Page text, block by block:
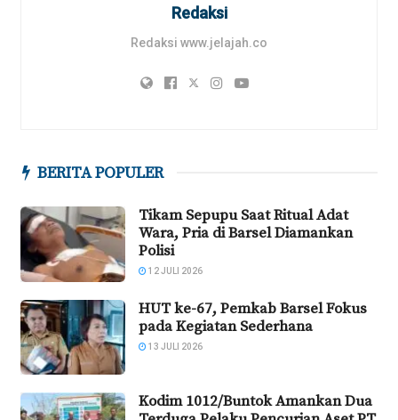
Redaksi
Redaksi www.jelajah.co
BERITA POPULER
Tikam Sepupu Saat Ritual Adat
Wara, Pria di Barsel Diamankan
Polisi
12 JULI 2026
HUT ke-67, Pemkab Barsel Fokus
pada Kegiatan Sederhana
13 JULI 2026
Kodim 1012/Buntok Amankan Dua